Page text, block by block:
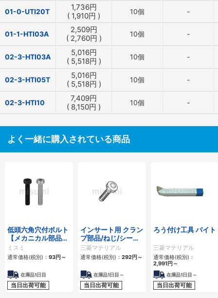
01-0-UTI20T 1,736円
( 1,910円 ) 10個 -
01-1-HTI03A 2,509円
( 2,760円 ) 10個 -
02-3-HTI03A 5,016円
( 5,518円 ) 10個 -
02-3-HTI05T 5,016円
( 5,518円 ) 10個 -
02-3-HTI10 7,409円
( 8,150円 ) 10個 -
よく一緒に購入されている商品
低頭六角穴付ボルト
【メカニカル部品カ
タログ掲載】
ミスミ
通常価格(税別)： 93円 ～
在庫品1日目
当日出荷可能
インサート用 クラン
プ部品/ねじ/シー
ト・敷板
三菱マテリアル
通常価格(税別)： 292円 ～
在庫品1日目～
当日出荷可能
ろう付け工具 バイト
三菱マテリアル
通常価格(税別)：
2,991円 ～
在庫品1日目～
当日出荷可能